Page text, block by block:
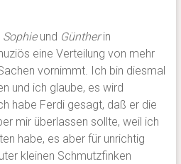
Sophieund Güntherin
eine Verteilung von mehr
vornimmt. Ich bin diesmal
und ich glaube, es wird
habe Ferdi gesagt, daß er die
mir überlassen sollte, weil ich
habe, es aber für unrichtig
kleinen Schmutzfinken